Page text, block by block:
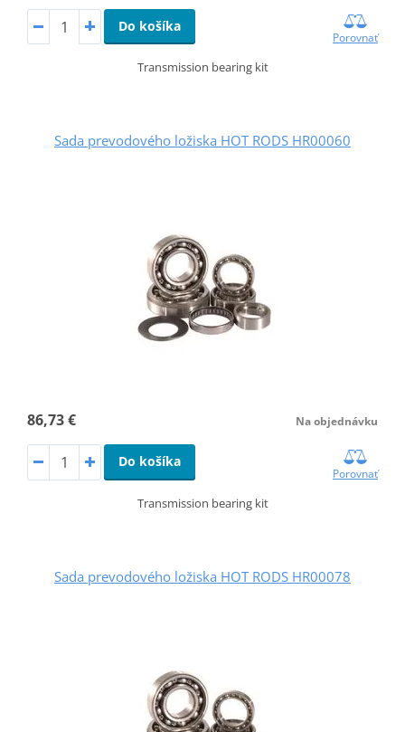
Do košíka
Porovnať
Transmission bearing kit
Sada prevodového ložiska HOT RODS HR00060
86,73 € Na objednávku
Do košíka
Porovnať
Transmission bearing kit
Sada prevodového ložiska HOT RODS HR00078